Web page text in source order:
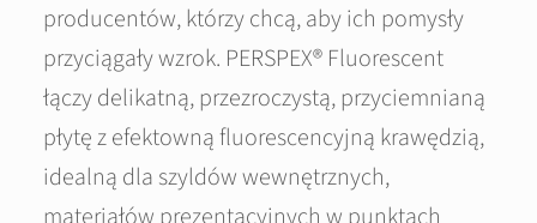
producentów, którzy chcą, aby ich pomysły
przyciągały wzrok. PERSPEX® Fluorescent
łączy delikatną, przezroczystą, przyciemnianą
płytę z efektowną fluorescencyjną krawędzią,
idealną dla szyldów wewnętrznych,